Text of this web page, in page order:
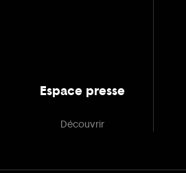
Espace presse
Découvrir